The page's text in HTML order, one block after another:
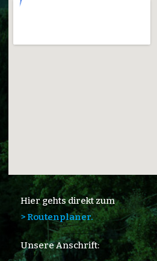
Hier gehts direkt zum
> Routenplaner.
Unsere Anschrift: